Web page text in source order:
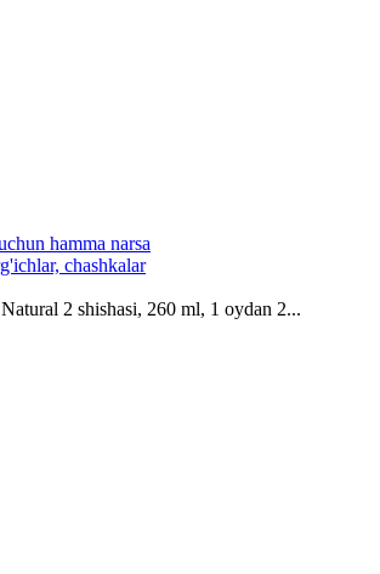
hamma narsa
chashkalar
2 shishasi, 260 ml, 1 oydan 2...